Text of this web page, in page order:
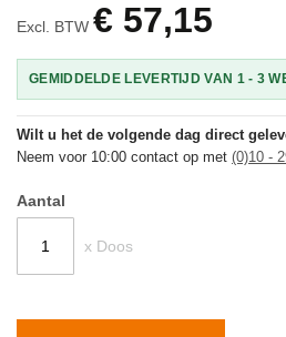
Excl. BTW € 57,15
GEMIDDELDE LEVERTIJD VAN 1 - 3
Wilt u het de volgende dag direct
Neem voor 10:00 contact op met (0)10 -
Aantal
x Doos